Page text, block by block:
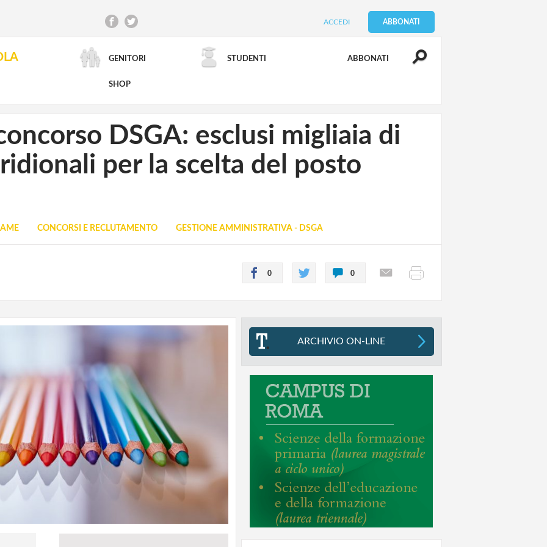
ACCEDI ABBONATI
GENITORI STUDENTI ABBONATI
SHOP
RICERCA AVANZATA
DSGA: esclusi migliaia di
per la scelta del posto
CONCORSI E RECLUTAMENTO GESTIONE AMMINISTRATIVA - DSGA
0 0
ARCHIVIO ON-LINE